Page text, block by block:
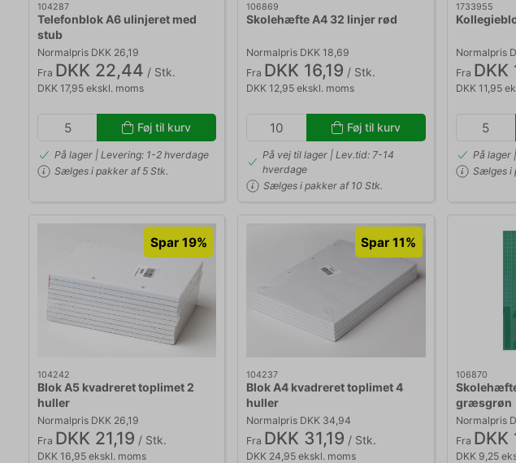
104287
Telefonblok A6 ulinjeret med
stub
Normalpris DKK 26,19
Fra DKK 22,44 / Stk.
DKK 17,95 ekskl. moms
Føj til kurv
På lager | Levering: 1-2 hverdage
Sælges i pakker af 5 Stk.
106869
Skolehæfte A4 32 linjer rød
Normalpris DKK 18,69
Fra DKK 16,19 / Stk.
DKK 12,95 ekskl. moms
Føj til kurv
På vej til lager | Lev.tid: 7-14
hverdage
Sælges i pakker af 10 Stk.
1733955
Normalpris
Fra DKK
DKK 11,95
På lager
Sælges i
Spar 19%
104242
Blok A5 kvadreret toplimet 2
huller
Normalpris DKK 26,19
Fra DKK 21,19 / Stk.
DKK 16,95 ekskl. moms
Spar 11%
104237
Blok A4 kvadreret toplimet 4
huller
Normalpris DKK 34,94
Fra DKK 31,19 / Stk.
DKK 24,95 ekskl. moms
106870
græsgrøn
Normalpris
Fra DKK
DKK 9,25